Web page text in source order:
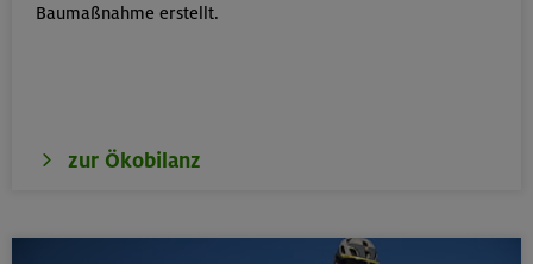
Baumaßnahme erstellt.
zur Ökobilanz